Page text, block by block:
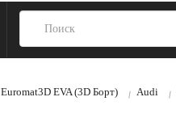
Euromat3D EVA (3D Борт) Audi